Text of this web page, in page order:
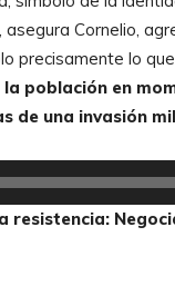
asegura Cornelio,
precisamente lo
población en
de una invasión
resistencia: